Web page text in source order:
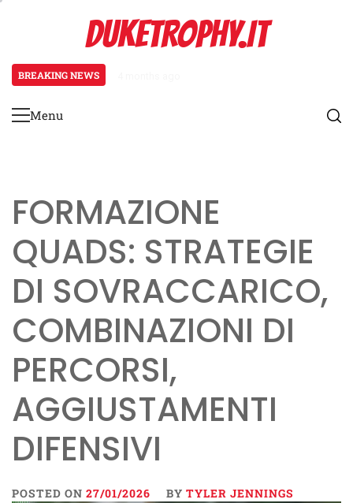
DUKETROPHY.IT
BREAKING NEWS
Primary
Menu
FORMAZIONE
QUADS: STRATEGIE
DI SOVRACCARICO,
COMBINAZIONI DI
PERCORSI,
AGGIUSTAMENTI
DIFENSIVI
POSTED ON 27/01/2026 BY TYLER JENNINGS